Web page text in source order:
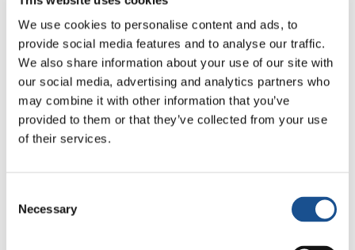
We use cookies to personalise content and ads, to
provide social media features and to analyse our traffic.
We also share information about your use of our site with
our social media, advertising and analytics partners who
may combine it with other information that you’ve
provided to them or that they’ve collected from your use
of their services.
Selection
Necessary
“Lei è l’uomo che ha dato il potere agli uomini di
distruggere se stessi”.
Per visualizzare questo video è necessario
abilitare tutti i Cookie
Possono confliggere conoscenza e pace,
attraverso queste invezioni e tale tensione può
vivere dentro questi personaggi, loro stessi,
come si vede nei titoli citati, soggetti alle
egocentrismo politico alimentato dalla